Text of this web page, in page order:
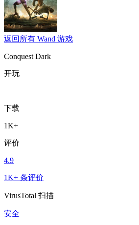
返回所有 Wand 游戏
Conquest Dark
开玩
下载
1K+
评价
4.9
1K+ 条评价
VirusTotal 扫描
安全